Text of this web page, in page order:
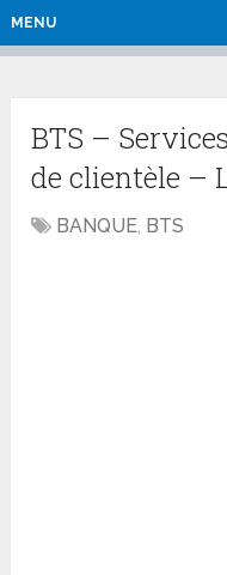
MENU
BTS –
de clientèle –
BANQUE, BTS